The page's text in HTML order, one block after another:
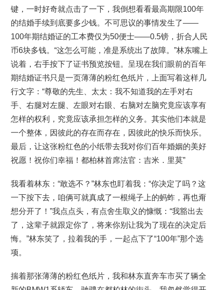
键，一时好奇就点击了一下，我倒想看看最高期限100年
的结婚手续到底要多少钱。不可思议的事情发生了——
100年期结婚证的工本费仅为50便士——0.5镑，折合人民
币6块多钱。“这怎么可能，准是系统出了故障。”林东嘴上
说着，右手按下了证书预览按钮。呈现在我们眼前的百年
期结婚证书只是一页薄薄的粉红色纸片，上面写着这样几
行文字：“尊敬的先生、太太：我不知道我的左手对右
手、右腿对左腿、左眼对右眼、右脑对左脑究竟应该享有
怎样的权利，究竟应该承担怎样的义务。其实他们本就是
一个整体，因彼此的存在而存在，因彼此的快乐而快乐。
最后，让这张粉红色的小纸带去我对你们百年婚姻的美好
祝愿！祝你们幸福！都柏林首席法官：吉米．里莫”
我看着林东：“敢选不？”林东也盯着我：“你决定了吗？这
一下按下去，咱俩可就真成了一根绳子上的蚂蚱，再也甭
想分开了！”我点点头，有点舍生取义的慷慨：“我豁出去
了，这辈子就跟定你了，将来你别让我为了现在的决定后
悔。”林东笑了，拉着我的手，一起点下了“100年”那个选
项。
揣着那张薄薄的粉红色纸片，我和林东直奔车市买了辆全